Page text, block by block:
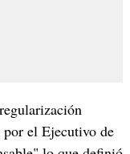
el Ejecutivo de